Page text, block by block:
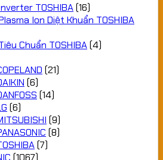
TOSHIBA(16)
Ion Diệt Khuẩn TOSHIBA
Chuẩn TOSHIBA(4)
(21)
(6)
(14)
(6)
(9)
(8)
(7)
(1067)